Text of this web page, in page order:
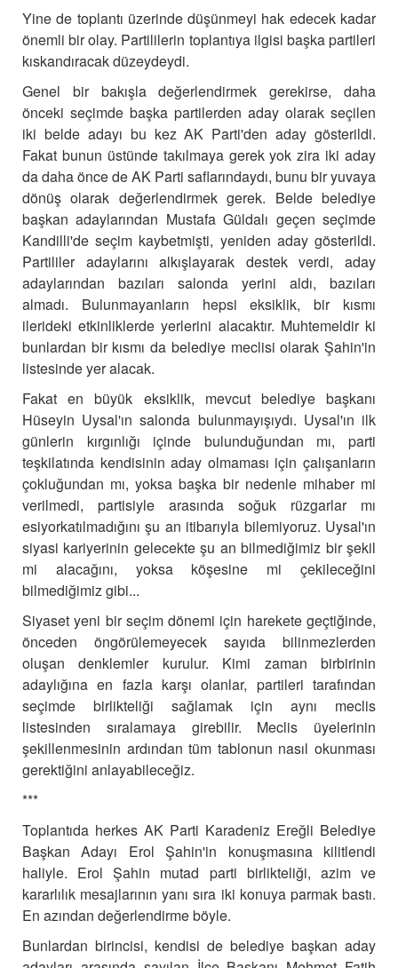
Yine de toplantı üzerinde düşünmeyi hak edecek kadar
önemli bir olay. Partililerin toplantıya ilgisi başka partileri
kıskandıracak düzeydeydi.
Genel bir bakışla değerlendirmek gerekirse, daha
önceki seçimde başka partilerden aday olarak seçilen
iki belde adayı bu kez AK Parti'den aday gösterildi.
Fakat bunun üstünde takılmaya gerek yok zira iki aday
da daha önce de AK Parti saflarındaydı, bunu bir yuvaya
dönüş olarak değerlendirmek gerek. Belde belediye
başkan adaylarından Mustafa Güldalı geçen seçimde
Kandilli'de seçim kaybetmişti, yeniden aday gösterildi.
Partililer adaylarını alkışlayarak destek verdi, aday
adaylarından bazıları salonda yerini aldı, bazıları
almadı. Bulunmayanların hepsi eksiklik, bir kısmı
ilerideki etkinliklerde yerlerini alacaktır. Muhtemeldir ki
bunlardan bir kısmı da belediye meclisi olarak Şahin'in
listesinde yer alacak.
Fakat en büyük eksiklik, mevcut belediye başkanı
Hüseyin Uysal'ın salonda bulunmayışıydı. Uysal'ın ilk
günlerin kırgınlığı içinde bulunduğundan mı, parti
teşkilatında kendisinin aday olmaması için çalışanların
çokluğundan mı, yoksa başka bir nedenle mihaber mi
verilmedi, partisiyle arasında soğuk rüzgarlar mı
esiyorkatılmadığını şu an itibarıyla bilemiyoruz. Uysal'ın
siyasi kariyerinin gelecekte şu an bilmediğimiz bir şekil
mi alacağını, yoksa köşesine mi çekileceğini
bilmediğimiz gibi...
Siyaset yeni bir seçim dönemi için harekete geçtiğinde,
önceden öngörülemeyecek sayıda bilinmezlerden
oluşan denklemler kurulur. Kimi zaman birbirinin
adaylığına en fazla karşı olanlar, partileri tarafından
seçimde birlikteliği sağlamak için aynı meclis
listesinden sıralamaya girebilir. Meclis üyelerinin
şekillenmesinin ardından tüm tablonun nasıl okunması
gerektiğini anlayabileceğiz.
***
Toplantıda herkes AK Parti Karadeniz Ereğli Belediye
Başkan Adayı Erol Şahin'in konuşmasına kilitlendi
haliyle. Erol Şahin mutad parti birlikteliği, azim ve
kararlılık mesajlarının yanı sıra iki konuya parmak bastı.
En azından değerlendirme böyle.
Bunlardan birincisi, kendisi de belediye başkan aday